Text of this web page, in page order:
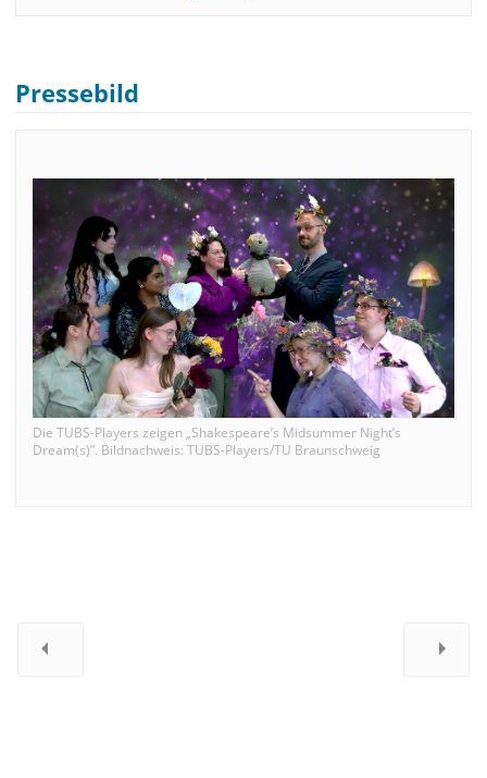
Pressebild
Die TUBS-Players zeigen „Shakespeare’s Midsummer Night’s
Dream(s)”. Bildnachweis: TUBS-Players/TU Braunschweig